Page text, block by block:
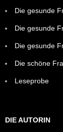
Die gesunde
Die gesunde
Die gesunde
Die schöne
Leseprobe
DIE AUTORIN